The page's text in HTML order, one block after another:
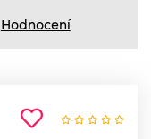
Hodnocení